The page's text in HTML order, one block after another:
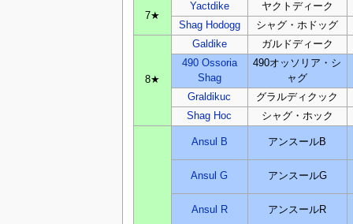
7★
Yactdike
ヤクトディーク
Shag Hodogg
シャグ・ホドッグ
8★
Galdike
ガルドディーク
490 Ossoria
Shag
490オッソリア・シ
ャグ
Graldikuc
グラルディクック
Shag Hoc
シャグ・ホック
Ansul B アンスールB
Ansul G アンスールG
Ansul R アンスールR